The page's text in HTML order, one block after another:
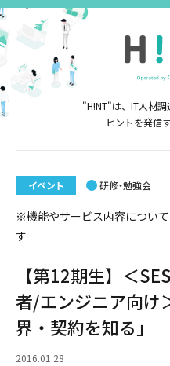
"H!NT"は、IT人材
ヒントを発信
イベント 研修・勉強会
※機能やサービス内容につい
す
【第12期生】＜
者/エンジニア向け
界・契約を知る」
2016.01.28